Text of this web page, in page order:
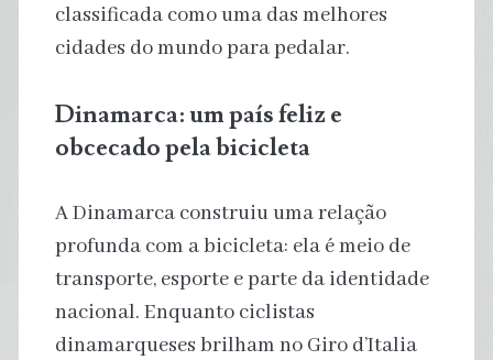
classificada como uma das melhores
cidades do mundo para pedalar.
Dinamarca: um país feliz e
obcecado pela bicicleta
A Dinamarca construiu uma relação
profunda com a bicicleta: ela é meio de
transporte, esporte e parte da identidade
nacional. Enquanto ciclistas
dinamarqueses brilham no Giro d’Italia